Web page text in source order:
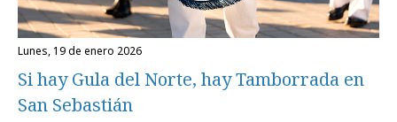
lunes, 19 de enero 2026
Si hay Gula del Norte, hay Tamborrada en
San Sebastián